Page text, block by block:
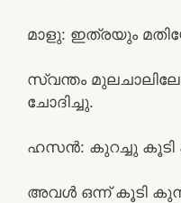
മാളു: ഇത്രയും
സ്വന്തം
ചോദിച്ചു.
ഹസൻ: കുറച്ചു
അവൾ ഒന്ന് കൂടി